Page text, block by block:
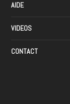
AIDE
VIDEOS
CONTACT